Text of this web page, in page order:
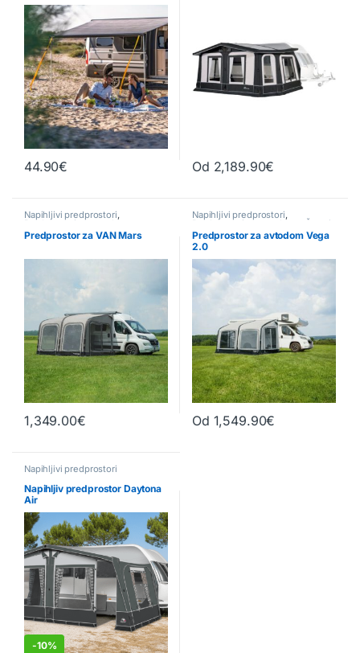
44.90€ Od 2,189.90€
Napihljivi predprostori,
Predprostori za avtodome
Predprostor za VAN Mars
1,349.00€
Napihljivi predprostori,
Predprostori za avtodome Šotori
za kombi vozila
Predprostor za avtodom Vega
2.0
Od 1,549.90€
Napihljivi predprostori
Napihljiv predprostor Daytona
Air
-10%